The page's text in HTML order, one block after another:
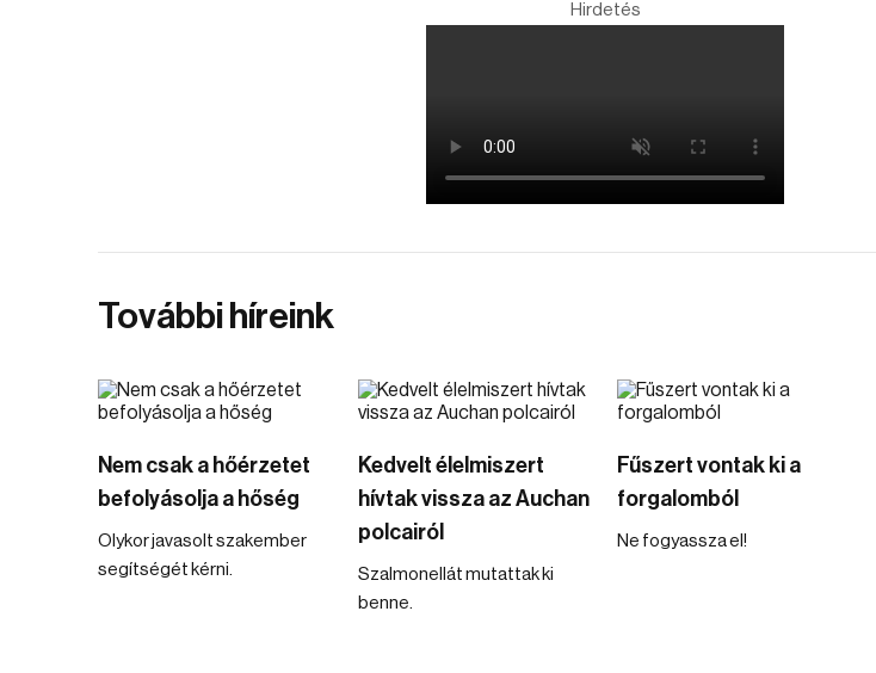
Hirdetés
További híreink
Nem csak a hőérzetet
befolyásolja a hőség
Olykor javasolt szakember
segítségét kérni.
Kedvelt élelmiszert
hívtak vissza az Auchan
polcairól
Szalmonellát mutattak ki
benne.
Fűszert vontak ki a
forgalomból
Ne fogyassza el!